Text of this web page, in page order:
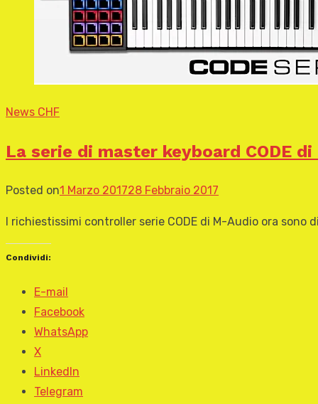
News CHF
La serie di master keyboard CODE
Posted on1 Marzo 201728 Febbraio 2017
I richiestissimi controller serie CODE di M-Audio ora sono
Condividi:
E-mail
Facebook
WhatsApp
X
LinkedIn
Telegram